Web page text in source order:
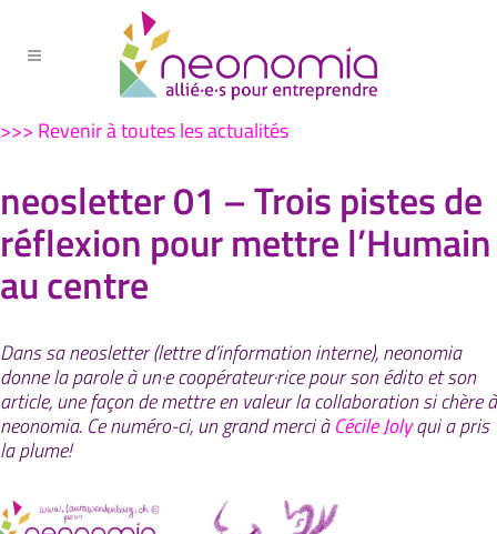
>>> Revenir à toutes les actualités
neosletter 01 – Trois pistes de
réflexion pour mettre l’Humain
au centre
Dans sa neosletter (lettre d’information interne), neonomia
donne la parole à un·e coopérateur·rice pour son édito et son
article, une façon de mettre en valeur la collaboration si chère à
neonomia. Ce numéro-ci, un grand merci àCécile Jolyqui a pris
la plume!